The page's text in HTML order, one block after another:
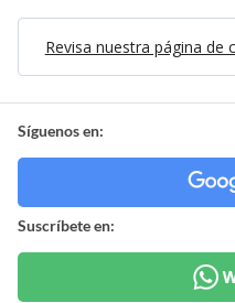
Revisa nuestra página de
Síguenos en:
Suscríbete en: